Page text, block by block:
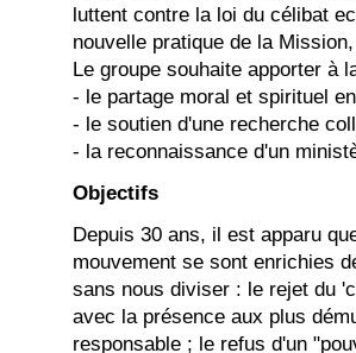
luttent contre la loi du célibat
nouvelle pratique de la
Le groupe souhaite apporter à
- le partage moral et spirituel
- le soutien d'une recherche
- la reconnaissance d'un
Objectifs
Depuis 30 ans, il est apparu
mouvement se sont enrichies
sans nous diviser : le rejet du
avec la présence aux plus
responsable ; le refus d'un